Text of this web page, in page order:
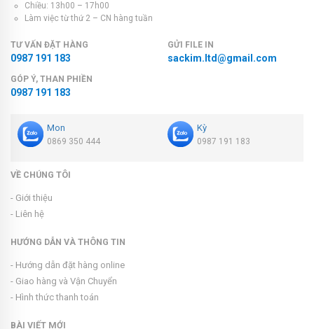
Chiều: 13h00 – 17h00
Làm việc từ thứ 2 – CN hàng tuần
TƯ VẤN ĐẶT HÀNG
0987 191 183
GỬI FILE IN
sackim.ltd@gmail.com
GÓP Ý, THAN PHIỀN
0987 191 183
Mon
0869 350 444
Kỳ
0987 191 183
VỀ CHÚNG TÔI
- Giới thiệu
- Liên hệ
HƯỚNG DẪN VÀ THÔNG TIN
- Hướng dẫn đặt hàng online
- Giao hàng và Vận Chuyển
- Hình thức thanh toán
BÀI VIẾT MỚI